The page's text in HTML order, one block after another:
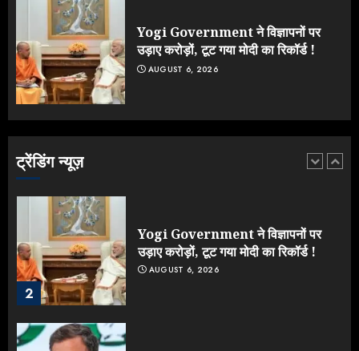
Yogi Government ने विज्ञापनों पर
उड़ाए करोड़ों, टूट गया मोदी का रिकॉर्ड !
AUGUST 6, 2026
ट्रेंडिंग न्यूज़
5
JULY 23, 2026
1
लड़ाई, यूपी चुनाव में भाजपा उठाएगी भारी
नुकसान
2
Yogi Government ने विज्ञापनों पर
उड़ाए करोड़ों, टूट गया मोदी का रिकॉर्ड !
AUGUST 6, 2026